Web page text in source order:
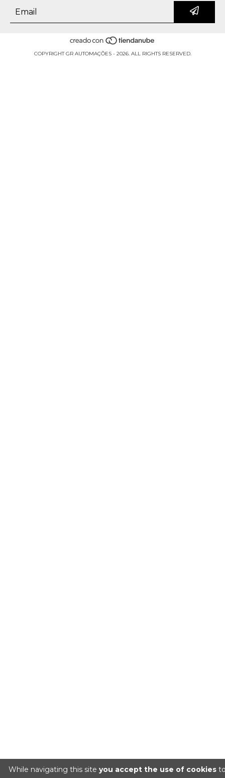
While navigating this site you accept the use of cookiesto
COPYRIGHT GR AUTOMAÇÕES - 2026. ALL RIGHTS RESERVED.